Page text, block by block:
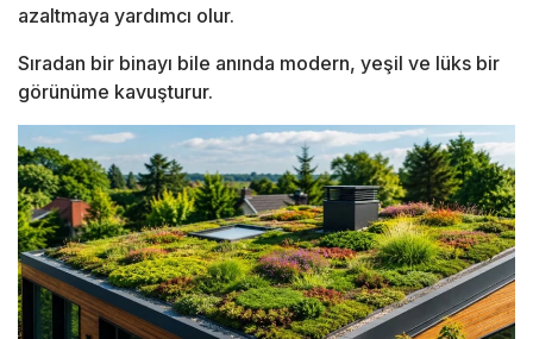
azaltmaya yardımcı olur.
Sıradan bir binayı bile anında modern, yeşil ve lüks bir
görünüme kavuşturur.